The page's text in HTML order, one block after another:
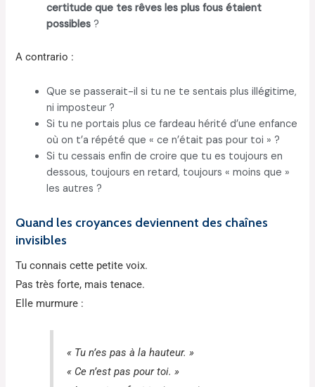
certitude que tes rêves les plus fous étaient
possibles ?
A contrario :
Que se passerait-il si tu ne te sentais plus illégitime,
ni imposteur ?
Si tu ne portais plus ce fardeau hérité d’une enfance
où on t’a répété que « ce n’était pas pour toi » ?
Si tu cessais enfin de croire que tu es toujours en
dessous, toujours en retard, toujours « moins que »
les autres ?
Quand les croyances deviennent des chaînes
invisibles
Tu connais cette petite voix.
Pas très forte, mais tenace.
Elle murmure :
« Tu n’es pas à la hauteur. »
« Ce n’est pas pour toi. »